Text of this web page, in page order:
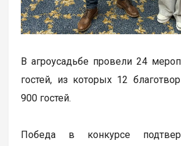
В агроусадьбе провели 24
гостей, из которых 12
900 гостей.
Победа в конкурсе